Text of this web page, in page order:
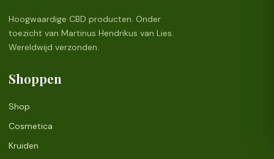
Hoogwaardige CBD producten. Onder
toezicht van Martinus Hendrikus van Lies.
Wereldwijd verzonden.
Shoppen
Shop
Cosmetica
Kruiden